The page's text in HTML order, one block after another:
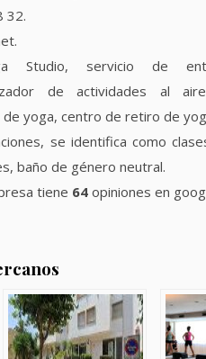
32.
Studio, servicio de
de actividades al
yoga, centro de retiro de
se identifica como
baño de género neutral.
tiene 64 opiniones en